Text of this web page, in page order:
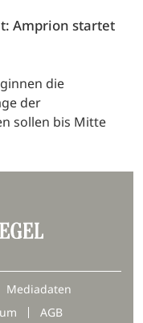
Amprion startet
die
der
sollen bis Mitte
Mediadaten
AGB